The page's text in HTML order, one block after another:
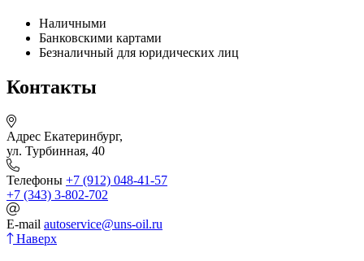
Наличными
Банковскими картами
Безналичный для юридических лиц
Контакты
Адрес Екатеринбург,
ул. Турбинная, 40
Телефоны +7 (912) 048-41-57
+7 (343) 3-802-702
E-mail autoservice@uns-oil.ru
Наверх